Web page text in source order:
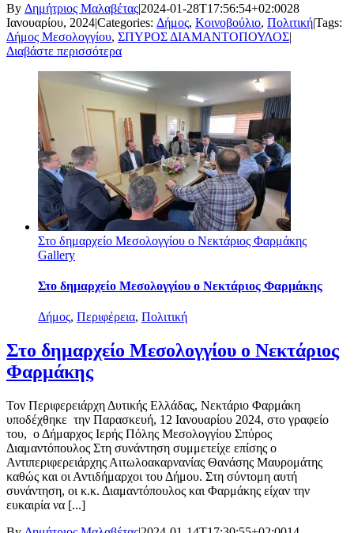
By Δημήτριος Μαλαβέτας|2024-01-28T17:56:54+02:0028
Ιανουαρίου, 2024|Categories: Δήμος, Κοινοβούλιο, Πολιτική|Tags:
Δήμος Μεσολογγίου, ΣΠΥΡΟΣ ΔΙΑΜΑΝΤΟΠΟΥΛΟΣ|
Διαβάστε περισσότερα
Στο δημαρχείο Μεσολογγίου ο Νεκτάριος Φαρμάκης
Gallery
Στο δημαρχείο Μεσολογγίου ο Νεκτάριος Φαρμάκης
Δήμος, Περιφέρεια, Πολιτική
Στο δημαρχείο Μεσολογγίου ο Νεκτάριος
Φαρμάκης
Τον Περιφερειάρχη Δυτικής Ελλάδας, Νεκτάριο Φαρμάκη
υποδέχθηκε την Παρασκευή, 12 Ιανουαρίου 2024, στο γραφείο
του, ο Δήμαρχος Ιερής Πόλης Μεσολογγίου Σπύρος
Διαμαντόπουλος Στη συνάντηση συμμετείχε επίσης ο
Αντιπεριφερειάρχης Αιτωλοακαρνανίας Θανάσης Μαυρομάτης
καθώς και οι Αντιδήμαρχοι του Δήμου. Στη σύντομη αυτή
συνάντηση, οι κ.κ. Διαμαντόπουλος και Φαρμάκης είχαν την
ευκαιρία να [...]